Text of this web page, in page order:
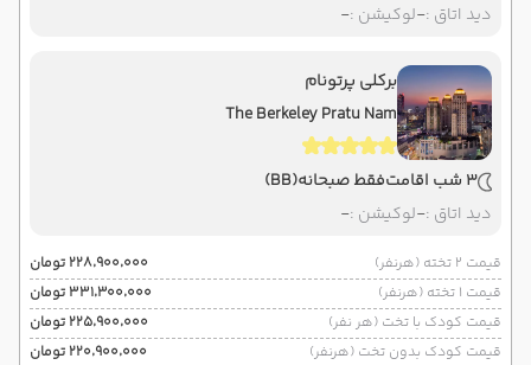
دید اتاق :-لوکیشن :-
برکلی پرتونام
The Berkeley Pratu Nam
3 شب اقامت فقط صبحانه(BB)
دید اتاق :-لوکیشن :-
قیمت 2 تخته (هرنفر)
۲۲۸٬۹۰۰٬۰۰۰ تومان
قیمت 1 تخته (هرنفر)
۳۳۱٬۳۰۰٬۰۰۰ تومان
قیمت کودک با تخت (هر نفر)
۲۲۵٬۹۰۰٬۰۰۰ تومان
قیمت کودک بدون تخت (هرنفر)
۲۲۰٬۹۰۰٬۰۰۰ تومان